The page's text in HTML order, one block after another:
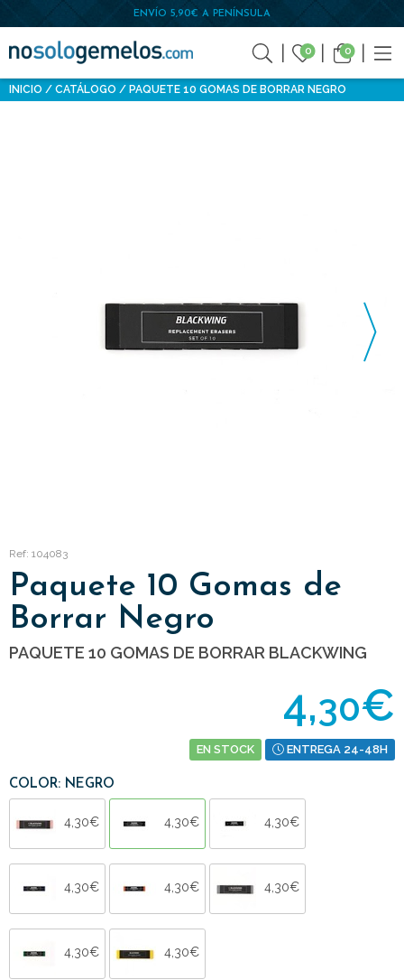
ENVÍO 5,90€ A PENÍNSULA
0 0
INICIO CATÁLOGO PAQUETE 10 GOMAS DE BORRAR NEGRO
Ref: 104083
Paquete 10 Gomas de
Borrar Negro
PAQUETE 10 GOMAS DE BORRAR BLACKWING
4,30€
EN STOCK ENTREGA 24-48H
COLOR: NEGRO
4,30€ 4,30€ 4,30€
4,30€ 4,30€ 4,30€
4,30€ 4,30€